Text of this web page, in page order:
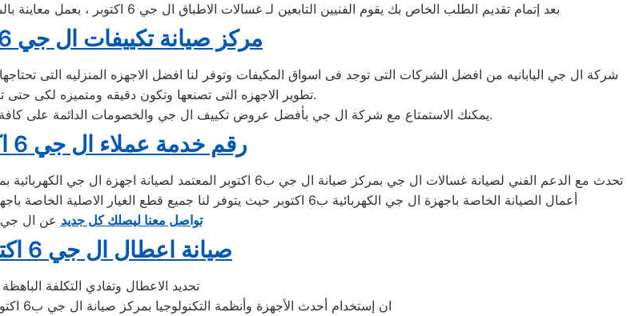
بعد إتمام تقديم الطلب الخاص بك يقوم الفنيين التابعين لـ غسالات الاطباق ال جي 6 اكتوبر ، بعمل معاينة بالمنزل لتحديد العطل، ثم القيام بإصلاحه دون سحب الجهاز إلى التوكيل
مركز صيانة تكييفات ال جي 6 اكتوبر
تطوير الاجهزه التى تصنعها وتكون دقيقه ومتميزه لكى حتى تظل رقم 1 في السوق.
يمكنك الاستمتاع مع شركة ال جي بأفضل عروض تكييف ال جي والخصومات الدائمة على كافة الموديلات من تكييف 1.5 حصان و2.25حصان و3حصان.
رقم خدمة عملاء ال جي 6 اكتوبر
أعمال الصيانة الخاصة باجهزة ال جي الكهربائية ب6 اكتوبر حيث يتوفر لنا جميع قطع الغيار الاصلية الخاصة باجهزة ال جي من ثلاجات ال جي و غسالات ال جي و صيانة تكييفات ال جي
تواصل معنا ليصلك كل جديد عن ال جي
صيانة اعطال ال جي 6 اكتوبر
تحديد الاعطال وتفادي التكلفة الباهظة
ان إستخدام أحدث الأجهزة وأنظمة التكنولوجيا بمركز صيانة ال جي ب6 اكتوبر يساهم في تحديد المكونات التالفة